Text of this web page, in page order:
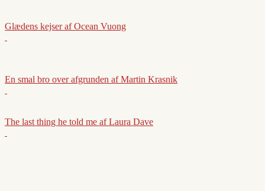
Glædens kejser af Ocean Vuong
En smal bro over afgrunden af Martin Krasnik
The last thing he told me af Laura Dave